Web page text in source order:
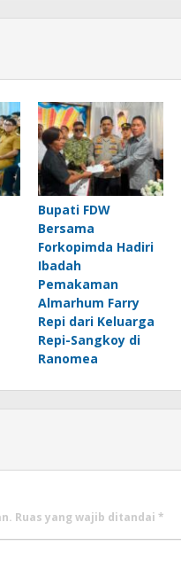
Bupati FDW
Bersama
Forkopimda Hadiri
Ibadah
Pemakaman
Almarhum Farry
Repi dari Keluarga
Repi-Sangkoy di
Ranomea
Ruas yang wajib ditandai *